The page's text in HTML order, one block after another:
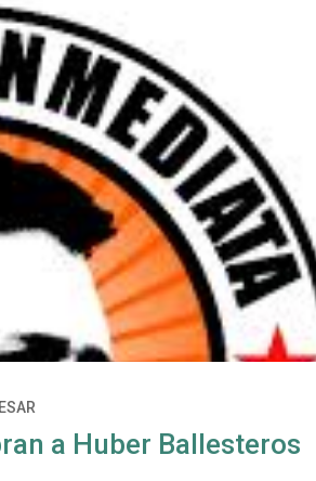
a Huber Ballesteros